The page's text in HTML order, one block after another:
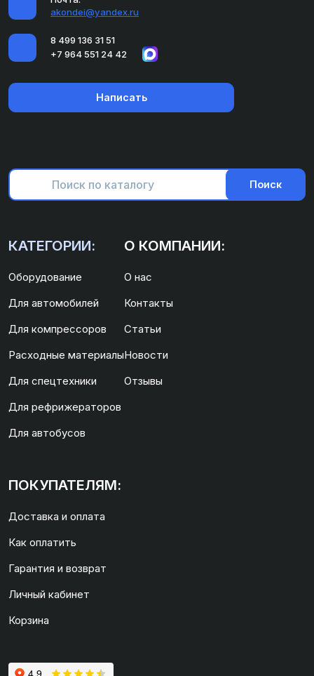
akondei@yandex.ru
8 499 136 31 51
+7 964 551 24 42
Написать
Поиск
КАТЕГОРИИ:
Оборудование
Для автомобилей
Для компрессоров
Расходные материалы
Для спецтехники
Для рефрижераторов
Для автобусов
О КОМПАНИИ:
О нас
Контакты
Статьи
Новости
Отзывы
ПОКУПАТЕЛЯМ:
Доставка и оплата
Как оплатить
Гарантия и возврат
Личный кабинет
Корзина